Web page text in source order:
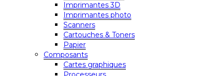
Imprimantes 3D
Imprimantes photo
Scanners
Cartouches & Toners
Papier
Composants
Cartes graphiques